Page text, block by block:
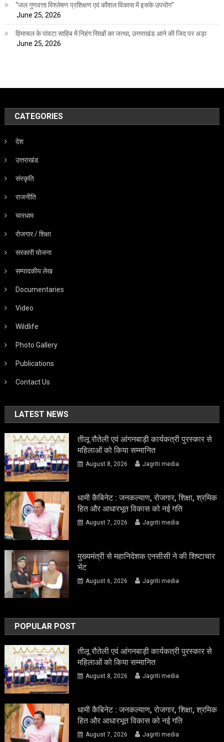
“जल गुणवत्ता विश्लेषण प्रशिक्षण एवं कौशल विकास में इसके उपयोग”
June 25, 2026
हिमाचल के पांवटा साहिब में निहंग सिखों का जत्था, उत्तराखंड आने की जिद पर अड़ा
June 25, 2026
CATEGORIES
देश
उत्तराखंड
संस्कृति
राजनीति
चारधाम
रोजगार / शिक्षा
सरकारी योजना
सम्पादकीय लेख
Documentaries
Video
Wildlife
Photo Gallery
Publications
Contact Us
LATEST NEWS
तीलू रौतेली एवं आंगनबाड़ी कार्यकत्री पुरस्कार से
महिलाओं को किया सम्मानित
August 8, 2026 Jagriti media
धामी कैबिनेट : जनकल्याण, रोजगार, शिक्षा, श्रमिक
हित और आधारभूत विकास को नई गति
August 7, 2026 Jagriti media
मुख्यमंत्री से महानिदेशक एनसीसी ने की शिष्टाचार
भेंट
August 6, 2026 Jagriti media
POPULAR POST
तीलू रौतेली एवं आंगनबाड़ी कार्यकत्री पुरस्कार से
महिलाओं को किया सम्मानित
August 8, 2026 Jagriti media
धामी कैबिनेट : जनकल्याण, रोजगार, शिक्षा, श्रमिक
हित और आधारभूत विकास को नई गति
August 7, 2026 Jagriti media